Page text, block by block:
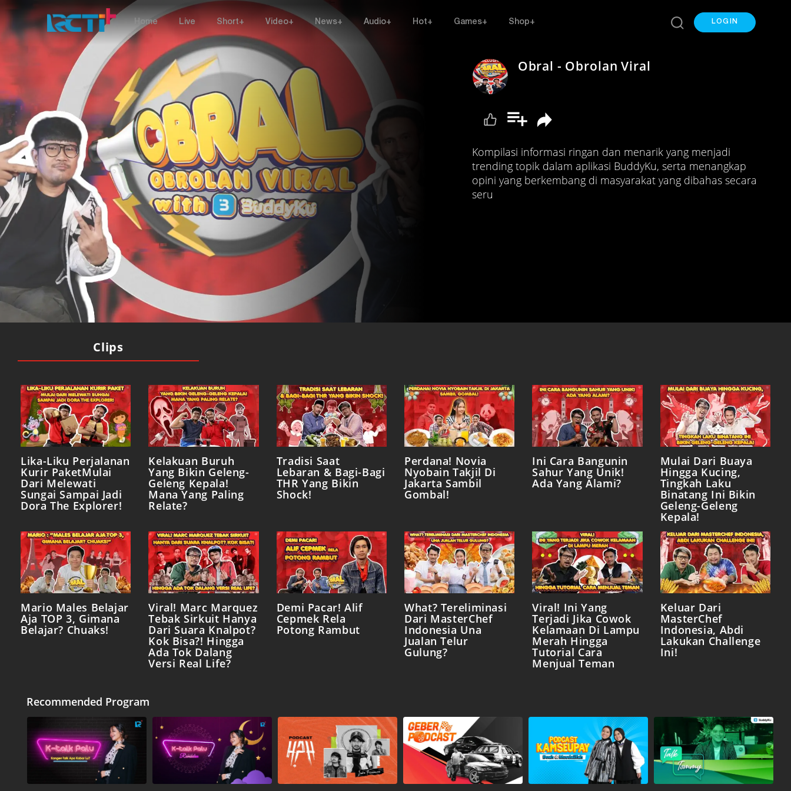
Home Live Short+ Video+ News+ Audio+ Hot+ Games+ Shop+ LOGIN
Obral - Obrolan Viral
Kompilasi informasi ringan dan menarik yang menjadi
trending topik dalam aplikasi BuddyKu, serta menangkap
opini yang berkembang di masyarakat yang dibahas secara
seru
Clips
Lika-Liku Perjalanan
Kurir PaketMulai
Dari Melewati
Sungai Sampai Jadi
Dora The Explorer!
Kelakuan Buruh
Yang Bikin Geleng-
Geleng Kepala!
Mana Yang Paling
Relate?
Tradisi Saat
Lebaran & Bagi-Bagi
THR Yang Bikin
Shock!
Perdana! Novia
Nyobain Takjil Di
Jakarta Sambil
Gombal!
Ini Cara Bangunin
Sahur Yang Unik!
Ada Yang Alami?
Mulai Dari Buaya
Hingga Kucing,
Tingkah Laku
Binatang Ini Bikin
Geleng-Geleng
Kepala!
Mario Males Belajar
Aja TOP 3, Gimana
Belajar? Chuaks!
Viral! Marc Marquez
Tebak Sirkuit Hanya
Dari Suara Knalpot?
Kok Bisa?! Hingga
Ada Tok Dalang
Versi Real Life?
Demi Pacar! Alif
Cepmek Rela
Potong Rambut
What? Tereliminasi
Dari MasterChef
Indonesia Una
Jualan Telur
Gulung?
Viral! Ini Yang
Terjadi Jika Cowok
Kelamaan Di Lampu
Merah Hingga
Tutorial Cara
Menjual Teman
Keluar Dari
MasterChef
Indonesia, Abdi
Lakukan Challenge
Ini!
Recommended Program